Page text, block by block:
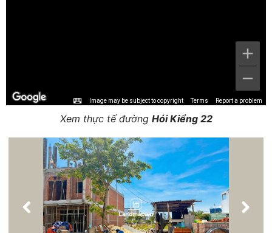
Image may be subject to copyright Terms Report a problem
Xem thực tế đường Hói Kiểng 22